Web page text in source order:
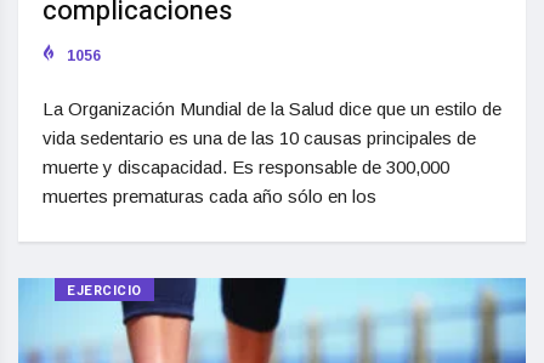
complicaciones
1056
La Organización Mundial de la Salud dice que un estilo de
vida sedentario es una de las 10 causas principales de
muerte y discapacidad. Es responsable de 300,000
muertes prematuras cada año sólo en los
EJERCICIO